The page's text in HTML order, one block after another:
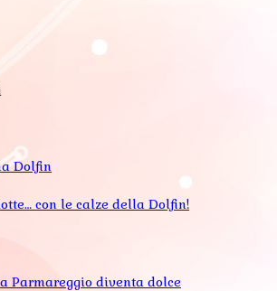
con le calze della Dolfin!
Parmareggio diventa dolce